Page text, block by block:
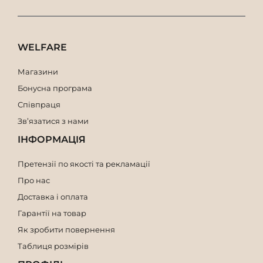
WELFARE
Магазини
Бонусна програма
Співпраця
Зв’язатися з нами
ІНФОРМАЦІЯ
Претензії по якості та рекламації
Про нас
Доставка і оплата
Гарантії на товар
Як зробити повернення
Таблиця розмірів